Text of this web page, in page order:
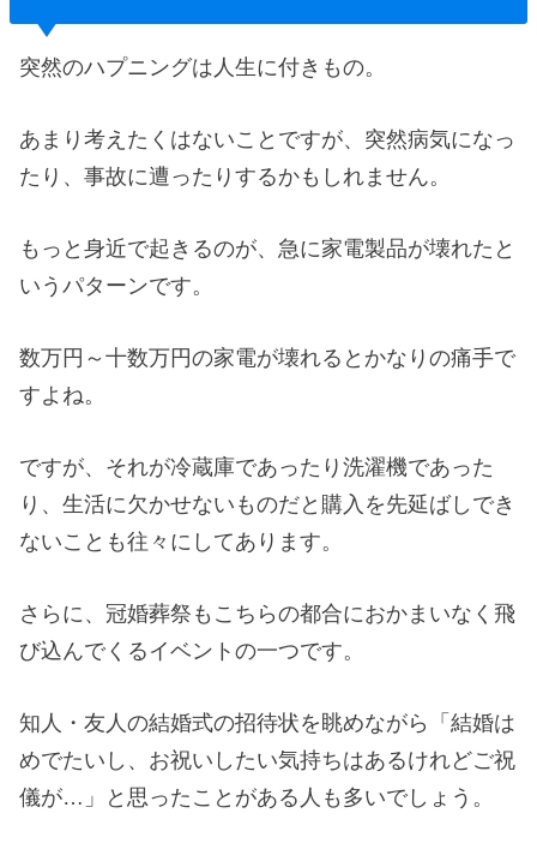
突然のハプニングは人生に付きもの。
あまり考えたくはないことですが、突然病気になっ
たり、事故に遭ったりするかもしれません。
もっと身近で起きるのが、急に家電製品が壊れたと
いうパターンです。
数万円～十数万円の家電が壊れるとかなりの痛手で
すよね。
ですが、それが冷蔵庫であったり洗濯機であった
り、生活に欠かせないものだと購入を先延ばしでき
ないことも往々にしてあります。
さらに、冠婚葬祭もこちらの都合におかまいなく飛
び込んでくるイベントの一つです。
知人・友人の結婚式の招待状を眺めながら「結婚は
めでたいし、お祝いしたい気持ちはあるけれどご祝
儀が…」と思ったことがある人も多いでしょう。